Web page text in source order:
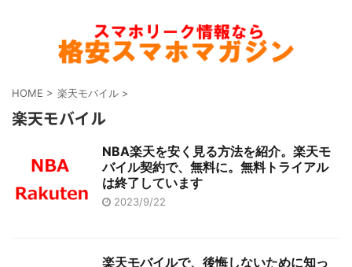
HOME > 楽天モバイル >
楽天モバイル
NBA楽天を安く見る方法を紹介。楽天モ
バイル契約で、無料に。無料トライアル
は終了しています
2023/9/22
楽天モバイルで、後悔しないために知っ